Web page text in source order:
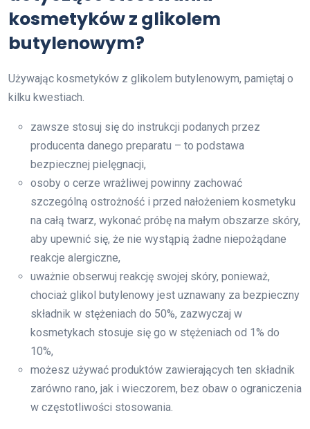
kosmetyków z glikolem
butylenowym?
Używając kosmetyków z glikolem butylenowym, pamiętaj o
kilku kwestiach.
zawsze stosuj się do instrukcji podanych przez
producenta danego preparatu – to podstawa
bezpiecznej pielęgnacji,
osoby o cerze wrażliwej powinny zachować
szczególną ostrożność i przed nałożeniem kosmetyku
na całą twarz, wykonać próbę na małym obszarze skóry,
aby upewnić się, że nie wystąpią żadne niepożądane
reakcje alergiczne,
uważnie obserwuj reakcję swojej skóry, ponieważ,
chociaż glikol butylenowy jest uznawany za bezpieczny
składnik w stężeniach do 50%, zazwyczaj w
kosmetykach stosuje się go w stężeniach od 1% do
10%,
możesz używać produktów zawierających ten składnik
zarówno rano, jak i wieczorem, bez obaw o ograniczenia
w częstotliwości stosowania.